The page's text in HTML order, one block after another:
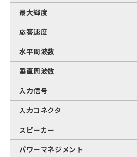
最大輝度
応答速度
水平周波数
垂直周波数
入力信号
入力コネクタ
スピーカー
パワーマネジメント